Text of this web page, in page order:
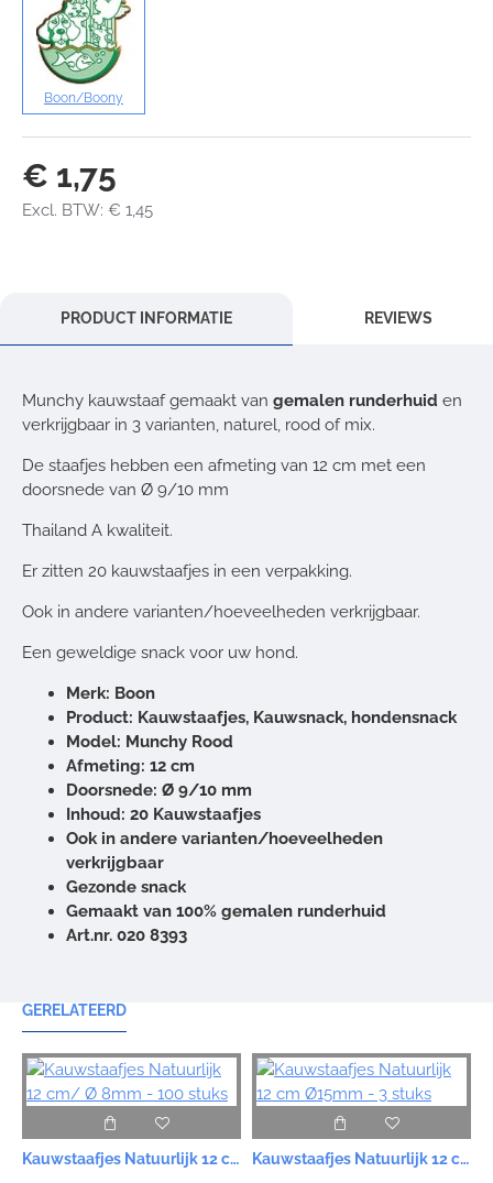
€ 1,75
Excl. BTW: € 1,45
Boon/Boony
PRODUCT INFORMATIE REVIEWS
Munchy kauwstaaf gemaakt van gemalen runderhuid en
verkrijgbaar in 3 varianten, naturel, rood of mix.
De staafjes hebben een afmeting van 12 cm met een
doorsnede van Ø 9/10 mm
Thailand A kwaliteit.
Er zitten 20 kauwstaafjes in een verpakking.
Ook in andere varianten/hoeveelheden verkrijgbaar.
Een geweldige snack voor uw hond.
Merk: Boon
Product: Kauwstaafjes, Kauwsnack, hondensnack
Model: Munchy Rood
Afmeting: 12 cm
Doorsnede: Ø 9/10 mm
Inhoud: 20 Kauwstaafjes
Ook in andere varianten/hoeveelheden
verkrijgbaar
Gezonde snack
Gemaakt van 100% gemalen runderhuid
Art.nr. 020 8393
GERELATEERD
Kauwstaafjes Natuurlijk 12 cm/ Ø 8mm - 100 stuks Kauwstaafjes Natuurlijk 12 cm Ø15mm - 3 stuks